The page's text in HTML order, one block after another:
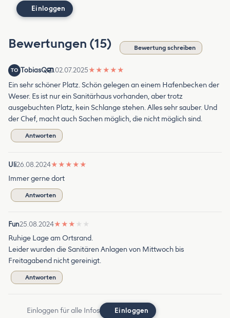
Einloggen
Bewertungen (15) Bewertung schreiben
TO TobiasQ 02.07.2025★ ★ ★ ★ ★
Ein sehr schöner Platz. Schön gelegen an einem Hafenbecken der
Weser. Es ist nur ein Sanitärhaus vorhanden, aber trotz
ausgebuchten Platz, kein Schlange stehen. Alles sehr sauber. Und
der Chef, macht auch Sachen möglich, die nicht möglich sind.
Antworten
Uli26.08.2024★ ★ ★ ★ ★
Immer gerne dort
Antworten
Fun25.08.2024★ ★ ★ ★ ★
Ruhige Lage am Ortsrand.
Leider wurden die Sanitären Anlagen von Mittwoch bis
Freitagabend nicht gereinigt.
Antworten
Einloggen für alle Infos Einloggen